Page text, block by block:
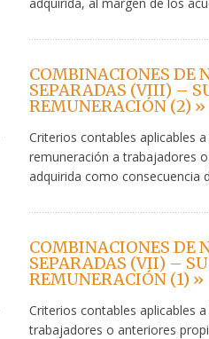
COMBINACIONES DE
SEPARADAS (VIII) –
REMUNERACIÓN (2) »
Criterios contables aplicables
remuneración a trabajadores
adquirida como consecuencia
COMBINACIONES DE
SEPARADAS (VII) –
REMUNERACIÓN (1) »
Criterios contables aplicables
trabajadores o anteriores